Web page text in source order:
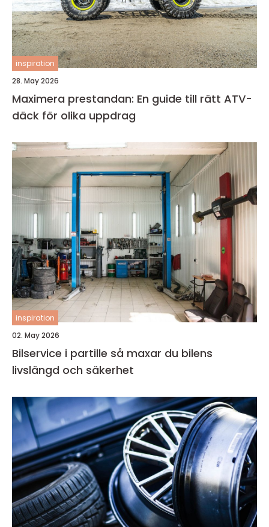
inspiration
28. May 2026
Maximera prestandan: En guide till rätt ATV-
däck för olika uppdrag
inspiration
02. May 2026
Bilservice i partille så maxar du bilens
livslängd och säkerhet